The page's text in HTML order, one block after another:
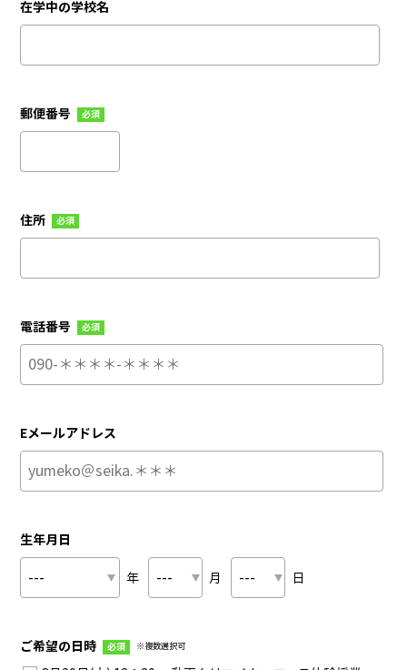
在学中の学校名
郵便番号 必須
住所 必須
電話番号 必須
Eメールアドレス
生年月日
年 月 日
ご希望の日時 必須 ※複数選択可